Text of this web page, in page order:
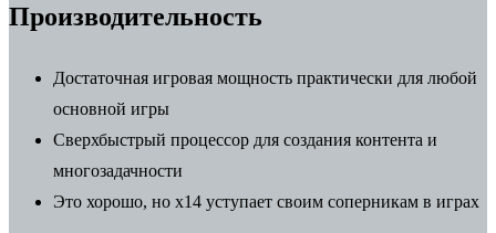
Производительность
Достаточная игровая мощность практически для любой
основной игры
Сверхбыстрый процессор для создания контента и
многозадачности
Это хорошо, но х14 уступает своим соперникам в играх